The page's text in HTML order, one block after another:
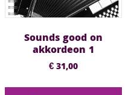
Sounds good on
akkordeon 1
€31,00